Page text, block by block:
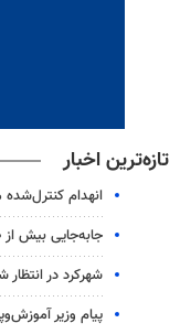
تازه‌ترین اخبار
انهدام کنترل‌شده
جابه‌جایی بیش از ۳۰۰ هزار زائر توسط راه‌آهن جنوب
شهرکرد در
پیام وزیر